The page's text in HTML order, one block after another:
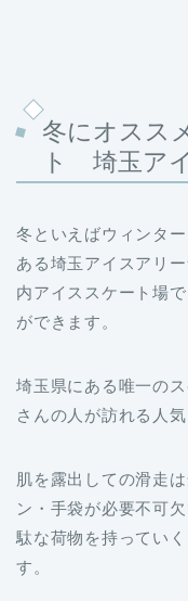
冬にオスス
ト 埼玉ア
ある埼玉アイスアリ
内アイススケート場
ができます。
さんの人が訪れる人
ン・手袋が必要不可
駄な荷物を持ってい
す。